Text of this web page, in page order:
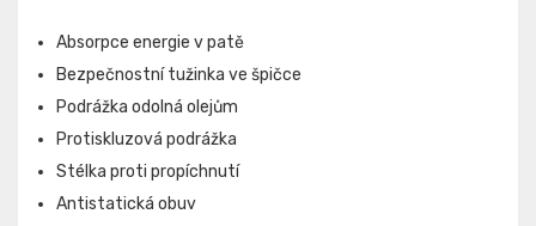
Absorpce energie v patě
Bezpečnostní tužinka ve špičce
Podrážka odolná olejům
Protiskluzová podrážka
Stélka proti propíchnutí
Antistatická obuv